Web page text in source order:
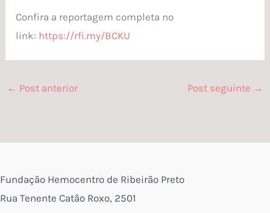
Confira a reportagem completa no
link: https://rfi.my/BCKU
← Post anterior Post seguinte →
Fundação Hemocentro de Ribeirão Preto
Rua Tenente Catão Roxo, 2501